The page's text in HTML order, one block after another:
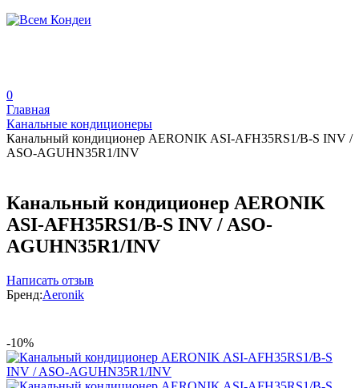
0
Главная
Канальные кондиционеры
Канальный кондиционер AERONIK ASI-AFH35RS1/B-S INV /
ASO-AGUHN35R1/INV
Канальный кондиционер AERONIK
ASI-AFH35RS1/B-S INV / ASO-
AGUHN35R1/INV
Написать отзыв
Бренд:Aeronik
-10%